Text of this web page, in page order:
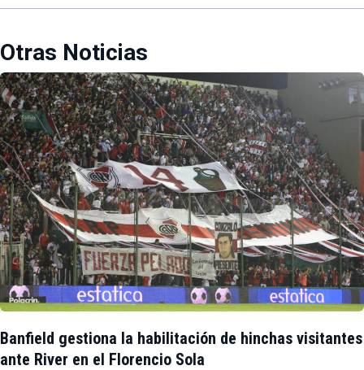
Otras Noticias
Banfield gestiona la habilitación de hinchas visitantes
ante River en el Florencio Sola